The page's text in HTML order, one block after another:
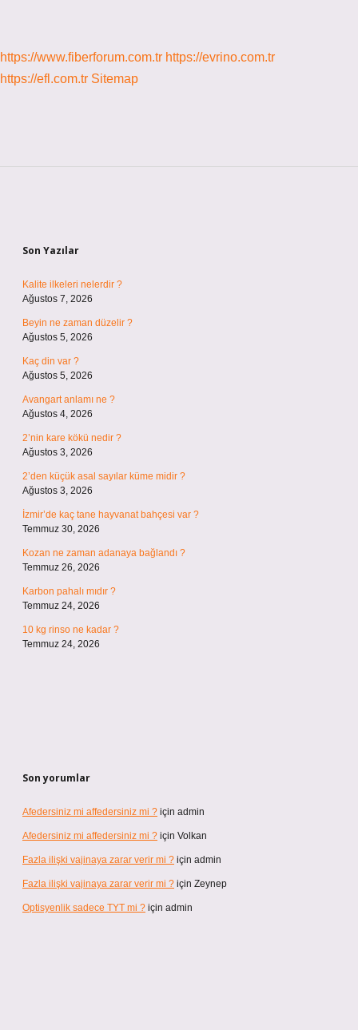
https://www.fiberforum.com.tr https://evrino.com.tr
https://efl.com.tr Sitemap
Son Yazılar
Kalite ilkeleri nelerdir ?
Ağustos 7, 2026
Beyin ne zaman düzelir ?
Ağustos 5, 2026
Kaç din var ?
Ağustos 5, 2026
Avangart anlamı ne ?
Ağustos 4, 2026
2’nin kare kökü nedir ?
Ağustos 3, 2026
2’den küçük asal sayılar küme midir ?
Ağustos 3, 2026
İzmir’de kaç tane hayvanat bahçesi var ?
Temmuz 30, 2026
Kozan ne zaman adanaya bağlandı ?
Temmuz 26, 2026
Karbon pahalı mıdır ?
Temmuz 24, 2026
10 kg rinso ne kadar ?
Temmuz 24, 2026
Son yorumlar
Afedersiniz mi affedersiniz mi ? için admin
Afedersiniz mi affedersiniz mi ? için Volkan
Fazla ilişki vajinaya zarar verir mi ? için admin
Fazla ilişki vajinaya zarar verir mi ? için Zeynep
Optisyenlik sadece TYT mi ? için admin